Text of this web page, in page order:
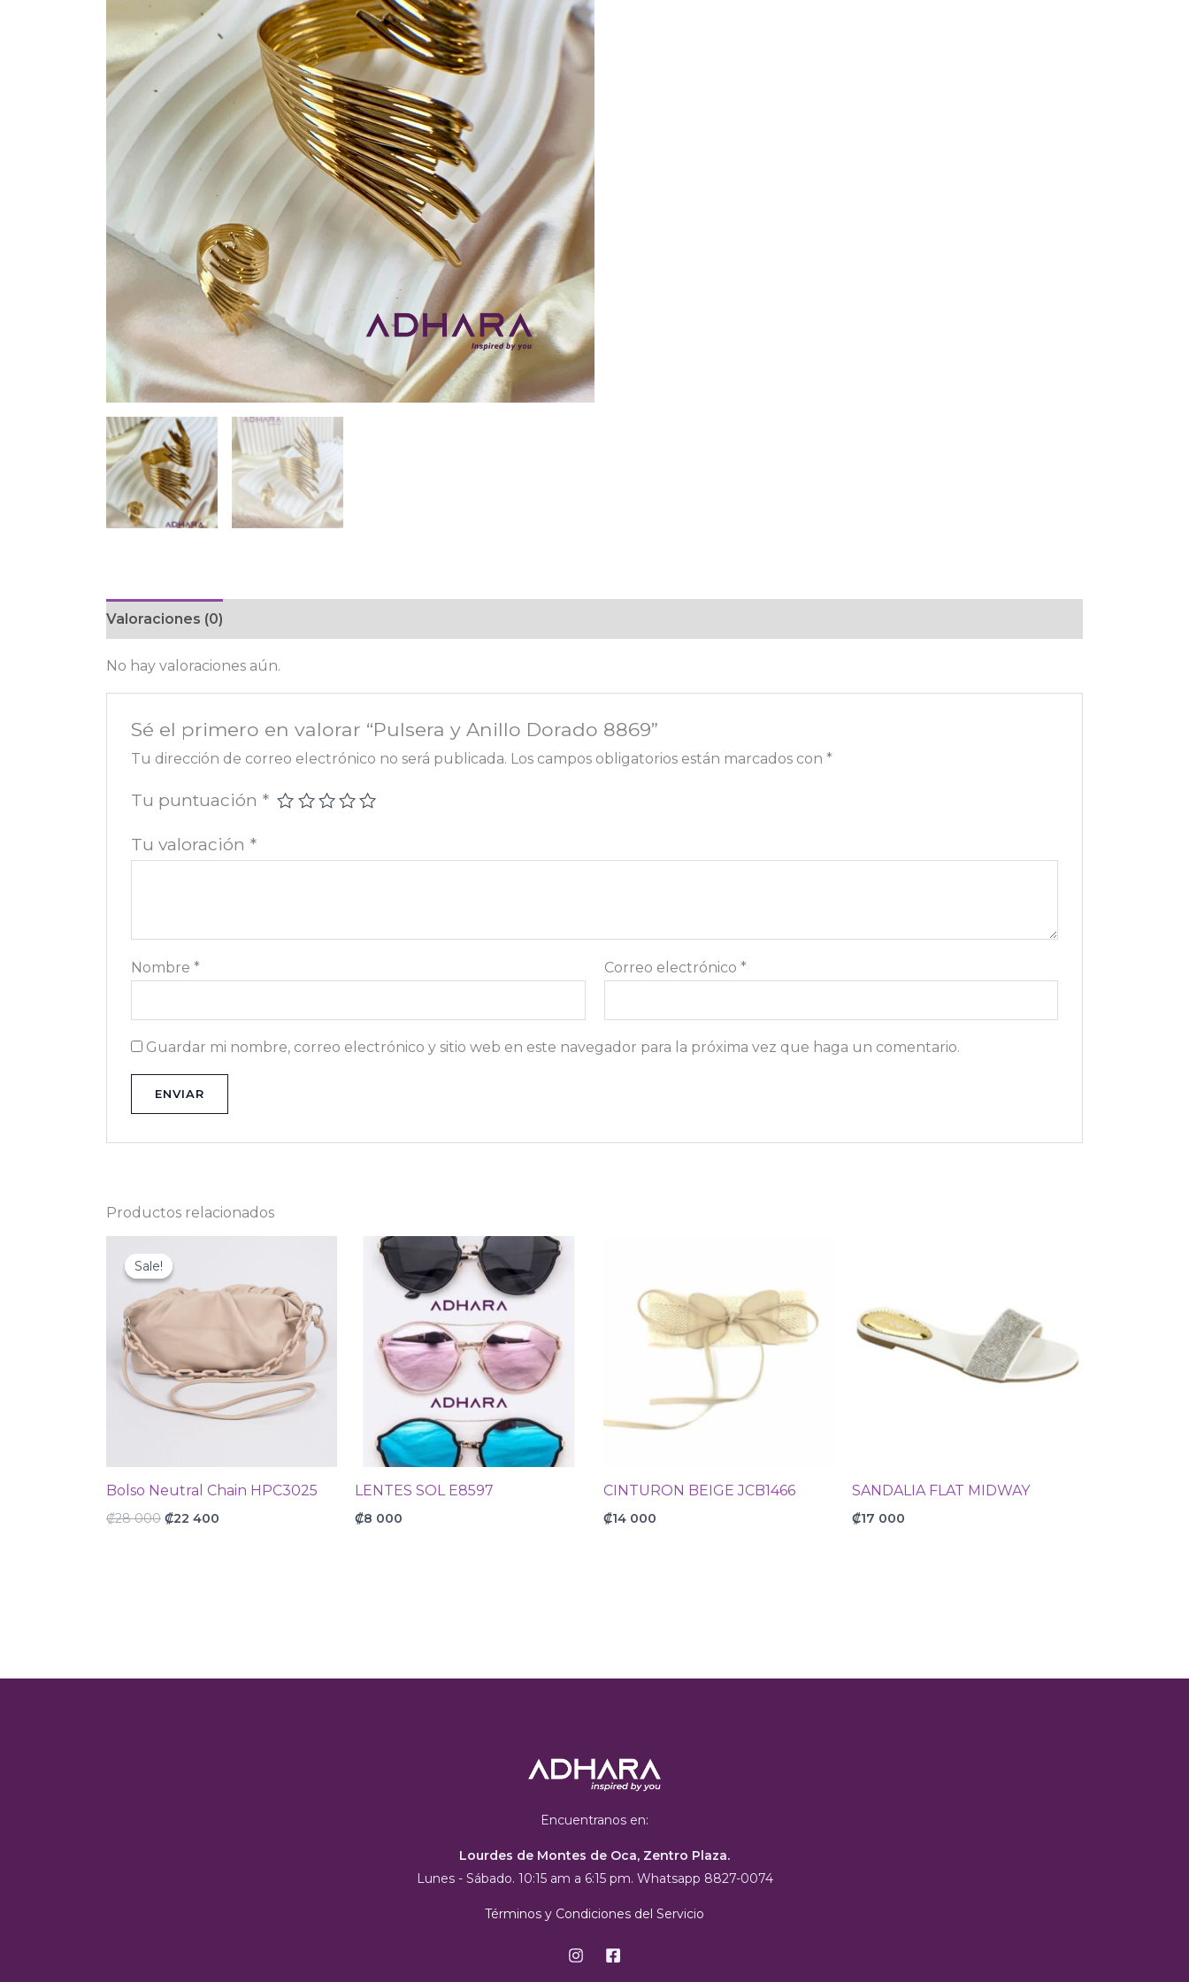
Valoraciones (0)
No hay valoraciones aún.
Sé el primero en valorar “Pulsera y Anillo Dorado 8869”
Tu dirección de correo electrónico no será publicada. Los campos obligatorios están marcados con *
Tu puntuación *
Tu valoración *
Nombre * Correo electrónico *
Guardar mi nombre, correo electrónico y sitio web en este navegador para la próxima vez que haga un comentario.
Productos relacionados
Sale!
Sale!
Bolso Neutral Chain HPC3025
₡28 000
price
was:
₡28
000.
₡22 400
₡22
400.
LENTES SOL E8597
₡8 000
CINTURON BEIGE JCB1466
₡14 000
SANDALIA FLAT MIDWAY
₡17 000
Encuentranos en:
Lourdes de Montes de Oca, Zentro Plaza.
Lunes - Sábado. 10:15 am a 6:15 pm. Whatsapp 8827-0074
Términos y Condiciones del Servicio